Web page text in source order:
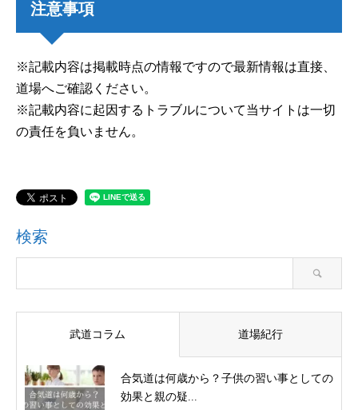
注意事項
※記載内容は掲載時点の情報ですので最新情報は直接、
道場へご確認ください。
※記載内容に起因するトラブルについて当サイトは一切
の責任を負いません。
検索
武道コラム 道場紀行
合気道は何歳から？子供の習い事としての
効果と親の疑...